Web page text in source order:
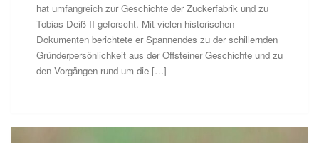
hat umfangreich zur Geschichte der Zuckerfabrik und zu
Tobias Deiß II geforscht. Mit vielen historischen
Dokumenten berichtete er Spannendes zu der schillernden
Gründerpersönlichkeit aus der Offsteiner Geschichte und zu
den Vorgängen rund um die […]